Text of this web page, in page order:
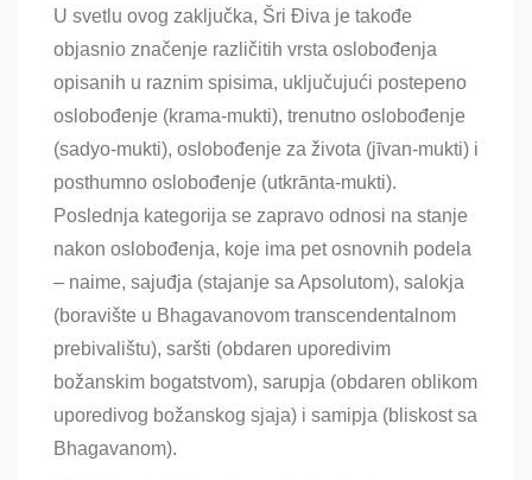
U svetlu ovog zaključka, Šri Điva je takođe
objasnio značenje različitih vrsta oslobođenja
opisanih u raznim spisima, uključujući postepeno
oslobođenje (krama-mukti), trenutno oslobođenje
(sadyo-mukti), oslobođenje za života (jīvan-mukti) i
posthumno oslobođenje (utkrānta-mukti).
Poslednja kategorija se zapravo odnosi na stanje
nakon oslobođenja, koje ima pet osnovnih podela
– naime, sajuđja (stajanje sa Apsolutom), salokja
(boravište u Bhagavanovom transcendentalnom
prebivalištu), saršti (obdaren uporedivim
božanskim bogatstvom), sarupja (obdaren oblikom
uporedivog božanskog sjaja) i samipja (bliskost sa
Bhagavanom).